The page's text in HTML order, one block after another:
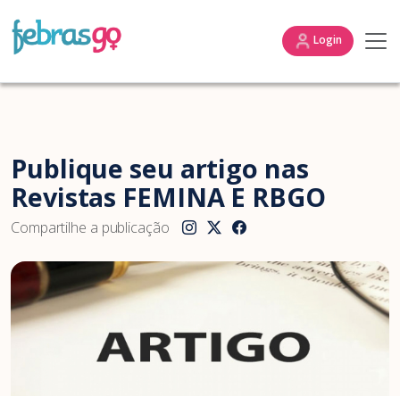
Login
Publique seu artigo nas
Revistas FEMINA E RBGO
Compartilhe a publicação